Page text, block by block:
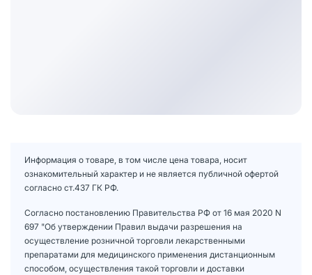
Информация о товаре, в том числе цена товара, носит
ознакомительный характер и не является публичной офертой
согласно ст.437 ГК РФ.
Согласно постановлению Правительства РФ от 16 мая 2020 N
697 "Об утверждении Правил выдачи разрешения на
осуществление розничной торговли лекарственными
препаратами для медицинского применения дистанционным
способом, осуществления такой торговли и доставки